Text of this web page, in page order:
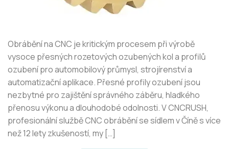
Obrábění na CNC je kritickým procesem při výrobě
vysoce přesných rozetových ozubených kol a profilů
ozubení pro automobilový průmysl, strojírenství a
automatizační aplikace. Přesné profily ozubení jsou
nezbytné pro zajištění správného záběru, hladkého
přenosu výkonu a dlouhodobé odolnosti. V CNCRUSH,
profesionální službě CNC obrábění se sídlem v Číně s více
než 12 lety zkušeností, my […]